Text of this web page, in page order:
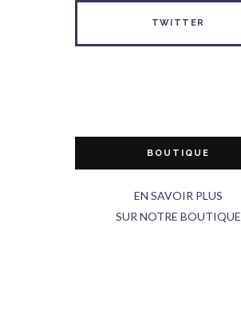
TWITTER
BOUTIQUE
EN SAVOIR PLUS
SUR NOTRE BOUTIQUE